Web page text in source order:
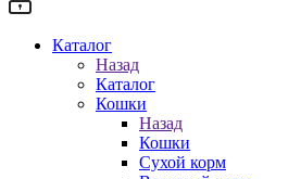
Каталог
Назад
Каталог
Кошки
Назад
Кошки
Сухой корм